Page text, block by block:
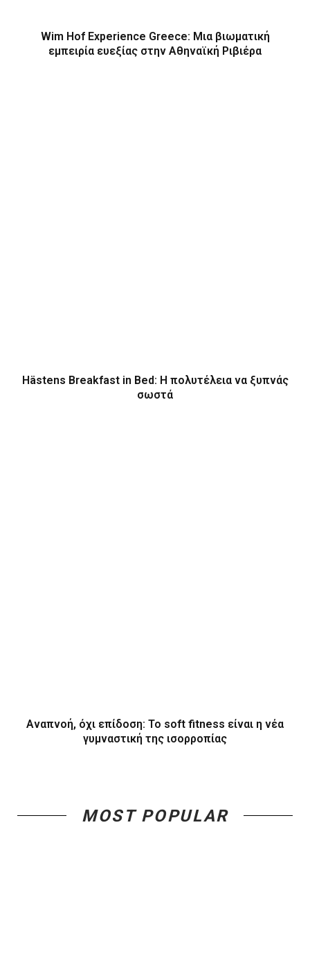
Wim Hof Experience Greece: Μια βιωματική
εμπειρία ευεξίας στην Αθηναϊκή Ριβιέρα
Hästens Breakfast in Bed: Η πολυτέλεια να ξυπνάς
σωστά
Αναπνοή, όχι επίδοση: Το soft fitness είναι η νέα
γυμναστική της ισορροπίας
MOST POPULAR